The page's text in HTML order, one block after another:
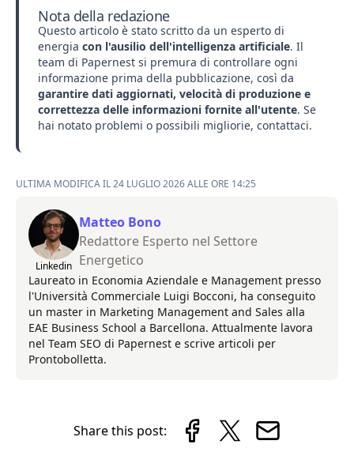
Nota della redazione
Questo articolo è stato scritto da un esperto di
energia con l'ausilio dell'intelligenza artificiale. Il
team di Papernest si premura di controllare ogni
informazione prima della pubblicazione, così da
garantire dati aggiornati, velocità di produzione e
correttezza delle informazioni fornite all'utente. Se
hai notato problemi o possibili migliorie, contattaci.
ULTIMA MODIFICA IL 24 LUGLIO 2026 ALLE ORE 14:25
Linkedin
Matteo Bono
Redattore Esperto nel Settore
Energetico
Laureato in Economia Aziendale e Management presso
l'Università Commerciale Luigi Bocconi, ha conseguito
un master in Marketing Management and Sales alla
EAE Business School a Barcellona. Attualmente lavora
nel Team SEO di Papernest e scrive articoli per
Prontobolletta.
Share this post: